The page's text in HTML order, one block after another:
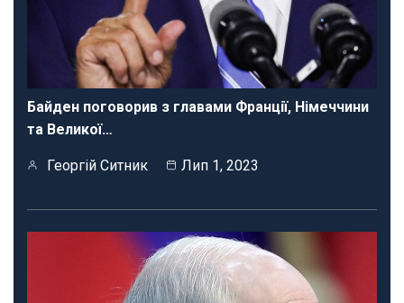
Байден поговорив з главами Франції, Німеччини
та Великої…
Георгій Ситник Лип 1, 2023